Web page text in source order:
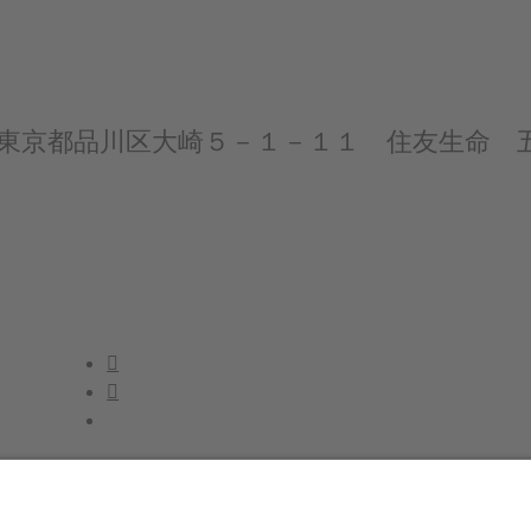
京都品川区大崎５－１－１１ 住友生命